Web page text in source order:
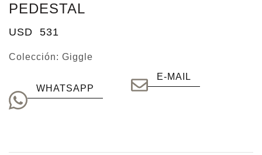
PEDESTAL
USD 531
Colección: Giggle
WHATSAPP
E-MAIL